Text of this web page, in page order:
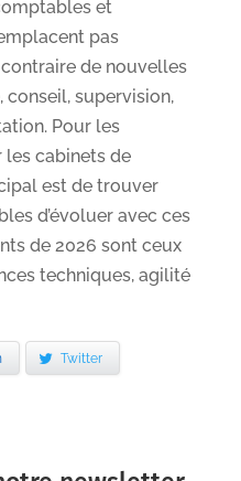
et
pas
contraire de nouvelles
conseil, supervision,
Pour les
cabinets de
est de trouver
d’évoluer avec ces
de 2026 sont ceux
techniques, agilité
Twitter